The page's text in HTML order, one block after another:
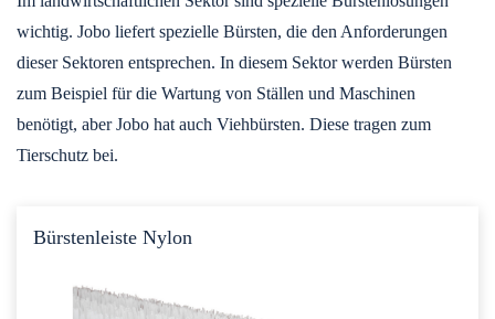
wichtig. Jobo liefert spezielle Bürsten, die den Anforderungen
dieser Sektoren entsprechen. In diesem Sektor werden Bürsten
zum Beispiel für die Wartung von Ställen und Maschinen
benötigt, aber Jobo hat auch Viehbürsten. Diese tragen zum
Tierschutz bei.
Bürstenleiste Nylon